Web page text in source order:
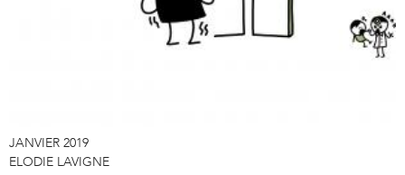
JANVIER 2019
ELODIE LAVIGNE